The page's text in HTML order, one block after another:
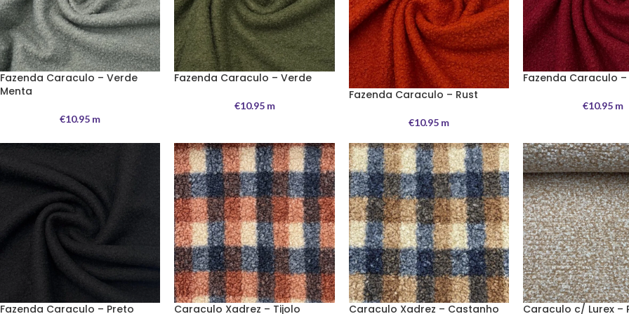
Fazenda Caraculo – Verde
Menta
€10.95 m
Fazenda Caraculo – Verde
€10.95m
Fazenda Caraculo – Rust
€10.95m
Fazenda Caraculo
€10.95 m
Fazenda Caraculo – Preto Caraculo Xadrez – Tijolo Caraculo Xadrez – Castanho Caraculo c/ Lurex –